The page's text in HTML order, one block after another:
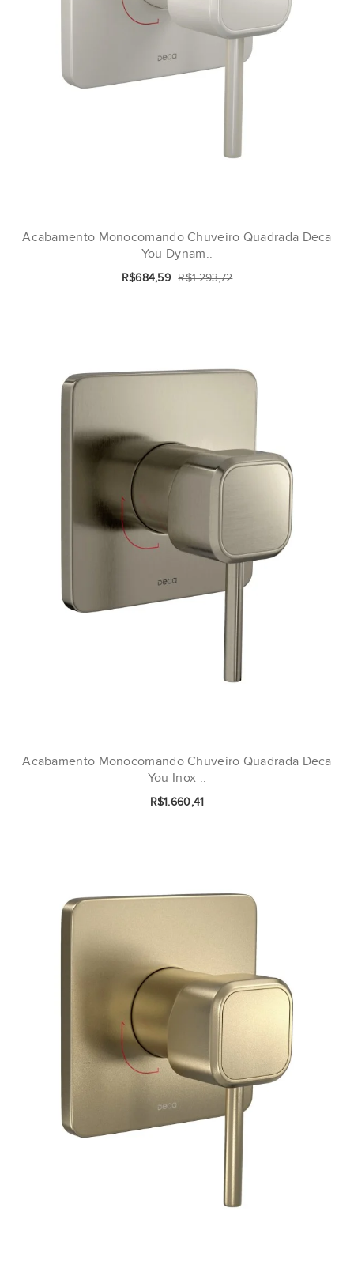
Acabamento Monocomando Chuveiro Quadrada Deca
You Dynam..
R$684,59 R$1.293,72
Acabamento Monocomando Chuveiro Quadrada Deca
You Inox ..
R$1.660,41